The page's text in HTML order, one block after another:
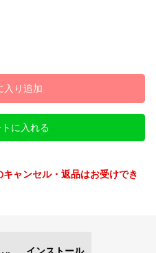
入り追加
に入れる
キャンセル・返品はお受けでき